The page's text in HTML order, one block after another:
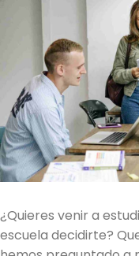
¿Quieres venir a
escuela decidirte?